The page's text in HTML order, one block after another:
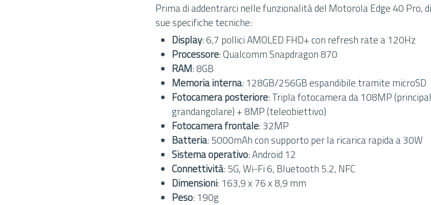
Prima di addentrarci nelle funzionalità del Motorola Edge 40 Pro,
sue specifiche tecniche:
Display: 6,7 pollici AMOLED FHD+ con refresh rate a 120Hz
Processore: Qualcomm Snapdragon 870
RAM: 8GB
Memoria interna: 128GB/256GB espandibile tramite microSD
Fotocamera posteriore: Tripla fotocamera da 108MP
grandangolare) + 8MP (teleobiettivo)
Fotocamera frontale: 32MP
Batteria: 5000mAh con supporto per la ricarica rapida a 30W
Sistema operativo: Android 12
Connettività: 5G, Wi-Fi 6, Bluetooth 5.2, NFC
Dimensioni: 163,9 x 76 x 8,9 mm
Peso: 190g